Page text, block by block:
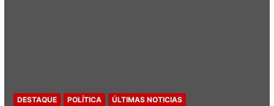
DESTAQUE POLÍTICA ÚLTIMAS NOTICIAS